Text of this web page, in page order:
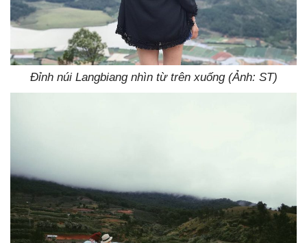
Đỉnh núi Langbiang nhìn từ trên xuống (Ảnh: ST)